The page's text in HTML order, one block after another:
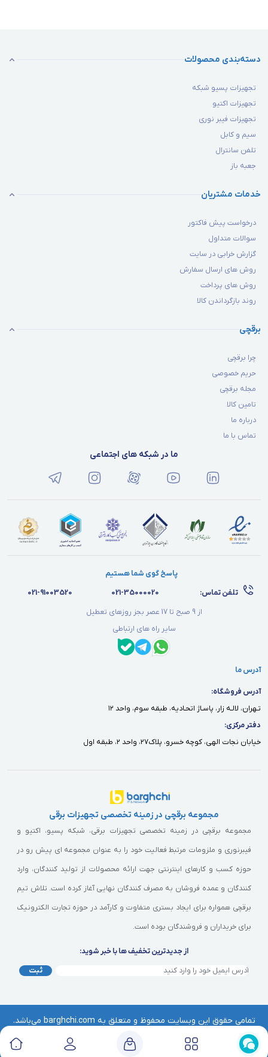
دسته‌بندی محصولات
تجهیزات پسیو شبکه
تجهیزات اکتیو
تجهیزات فیبر نوری
سیم و کابل
تلفن سانترال
جعبه باز
خدمات مشتریان
درخواست پیش فاکتور
سوالات متداول
گزارش خرابی در سایت
روش های ارسال سفارش
روش های پرداخت
روند بازگرداندن کالا
برقچی
چرا برقچی
حریم خصوصی
مجله برقچی
تامین کالا
درباره ما
تماس با ما
ما در شبکه های اجتماعی
پاسخ گوی شما هستیم
تلفن تماس:
021-35000020
021-91003520
از 9 صبح تا 17 عصر بجز روزهای تعطیل
سایر راه های ارتباطی
آدرس ما
آدرس فروشگاه:
تـهران، لالـه زار، پاسـاژ اتحـاديه، طبقه سوم، واحد ١٢
دفتر مركزى:
خيابان نجات الهى، كوچه خسرو، پلاك٢٧، واحد ٢، طبقه اول
مجموعه برقچی در زمینه تخصصی تجهیزات برقی
مجموعه برقچی در زمینه تخصصی تجهیزات برقی، شبکه پسیو، اکتیو و
فیبرنوری و ملزومات مرتبط فعالیت خود را به عنوان مجموعه ای پیش رو در
حوزه کسب و کارهای اینترنتی جهت ارائه محصولات از تولید کنندگان، وارد
کنندگان و عمده فروشان به مصرف کنندگان نهایی آغاز کرده است. تلاش تیم
برقچی همواره برای ایجاد بستری متفاوت و کارآمد در حوزه تجارت الکترونیک
برای خریداران و فروشندگان بوده است.
از جدیدترین تخفیف ها با خبر شوید:
ثبت
تمامی حقوق این وبسایت محفوظ و متعلق به barghchi.com می‌باشد.
هرگونه کپی‌برداری از آن موجب پیگرد قانونی خواهد بود. | © برقچی
Barghchi